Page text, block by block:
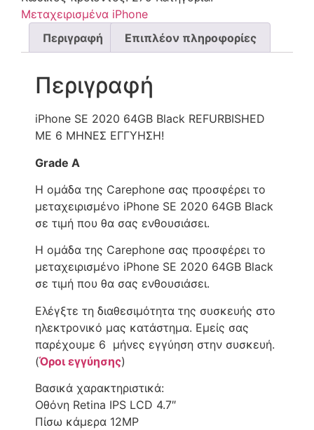
Μεταχειρισμένα iPhone
Περιγραφή
Επιπλέον πληροφορίες
Περιγραφή
iPhone SE 2020 64GB Black REFURBISHED
ΜΕ 6 ΜΗΝΕΣ ΕΓΓΥΗΣΗ!
Grade A
Η ομάδα της Carephone σας προσφέρει το
μεταχειρισμένο iPhone SE 2020 64GB Black
σε τιμή που θα σας ενθουσιάσει.
Η ομάδα της Carephone σας προσφέρει το
μεταχειρισμένο iPhone SE 2020 64GB Black
σε τιμή που θα σας ενθουσιάσει.
Ελέγξτε τη διαθεσιμότητα της συσκευής στο
ηλεκτρονικό μας κατάστημα. Εμείς σας
παρέχουμε 6 μήνες εγγύηση στην συσκευή.
(Όροι εγγύησης)
Βασικά χαρακτηριστικά:
Οθόνη Retina IPS LCD 4.7″
Πίσω κάμερα 12MP